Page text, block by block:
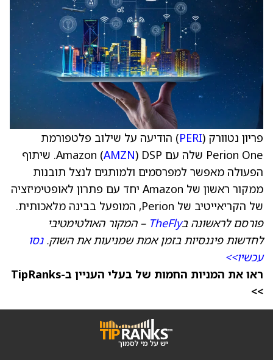
פריון נטוורק (PERI) הודיעה על שילוב פלטפורמת
Perion One שלה עם Amazon (
AMZN
) DSP. שיתוף
הפעולה מאפשר למפרסמים ולמותגים לנצל תובנות
ממקור ראשון של Amazon יחד עם פתרון לאופטימיזציה
של הקריאייטיב של Perion, המופעל בבינה מלאכותית.
פורסם לראשונה בTheFly – המקור האולטימטיבי
לחדשות פיננסיות בזמן אמת שמניעות את השוק.נסו
עכשיו>>
ראו את המניות החמות של בעלי העניין ב-TipRanks
>>